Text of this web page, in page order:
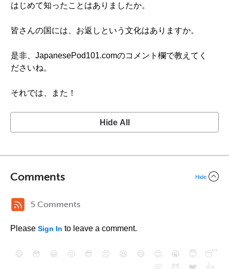
はじめて知ったことはありましたか。
皆さんの国には、お返しという文化はありますか。
是非、JapanesePod101.comのコメント欄で教えてく
ださいね。
それでは、また！
Hide All
Comments Hide
5 Comments
Please Sign In to leave a comment.
😄 😳 😁 😒 😎 😠 😆 😅 😉 😭 😇
😴
❤️ 👍